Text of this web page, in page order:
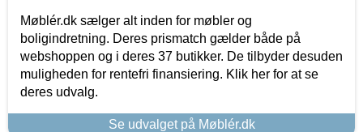
Møblér.dk sælger alt inden for møbler og
boligindretning. Deres prismatch gælder både på
webshoppen og i deres 37 butikker. De tilbyder desuden
muligheden for rentefri finansiering. Klik her for at se
deres udvalg.
Se udvalget på Møblér.dk